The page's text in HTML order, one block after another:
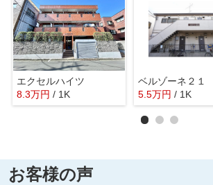
エクセルハイツ
8.3万円 / 1K
ベルゾーネ２１
5.5万円 / 1K
お客様の声